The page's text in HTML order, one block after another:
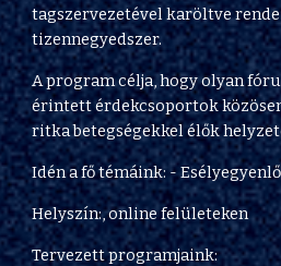
tagszervezetével karöltve
tizennegyedszer.
A program célja, hogy olyan
érintett érdekcsoportok
ritka betegségekkel élők
Idén a fő témáink: -
Helyszín:, online felületeken
Tervezett programjaink: